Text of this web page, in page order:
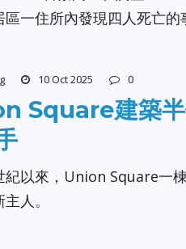
一住所內發現四人死亡的
10 Oct 2025 0
Square建築半
紀以來，Union Square一
人。